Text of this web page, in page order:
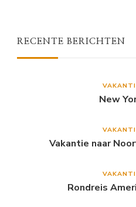
RECENTE BERICHTEN
New
Vakantie naar
Rondreis